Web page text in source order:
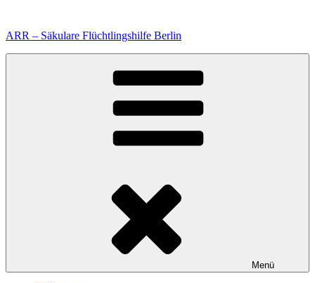
springen
ARR – Säkulare Flüchtlingshilfe Berlin
Menü